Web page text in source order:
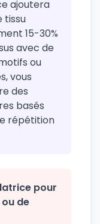
ajoutera
tissu
15-30%
avec de
ou
vous
des
basés
répétition
pour
de